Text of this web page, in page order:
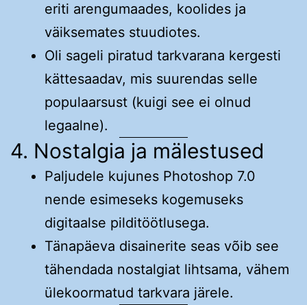
eriti arengumaades, koolides ja
väiksemates stuudiotes.
Oli sageli piratud tarkvarana kergesti
kättesaadav, mis suurendas selle
populaarsust (kuigi see ei olnud
legaalne).
4. Nostalgia ja mälestused
Paljudele kujunes Photoshop 7.0
nende esimeseks kogemuseks
digitaalse pilditöötlusega.
Tänapäeva disainerite seas võib see
tähendada nostalgiat lihtsama, vähem
ülekoormatud tarkvara järele.